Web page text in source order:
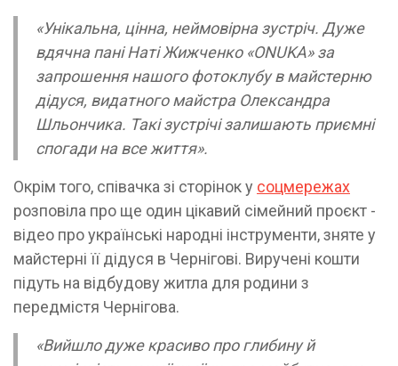
«Унікальна, цінна, неймовірна зустріч. Дуже
вдячна пані Наті Жижченко «ONUKA» за
запрошення нашого фотоклубу в майстерню
дідуся, видатного майстра Олександра
Шльончика. Такі зустрічі залишають приємні
спогади на все життя».
Окрім того, співачка зі сторінок у соцмережах
розповіла про ще один цікавий сімейний проєкт -
відео про українські народні інструменти, зняте у
майстерні її дідуся в Чернігові. Виручені кошти
підуть на відбудову житла для родини з
передмістя Чернігова.
«Вийшло дуже красиво про глибину й